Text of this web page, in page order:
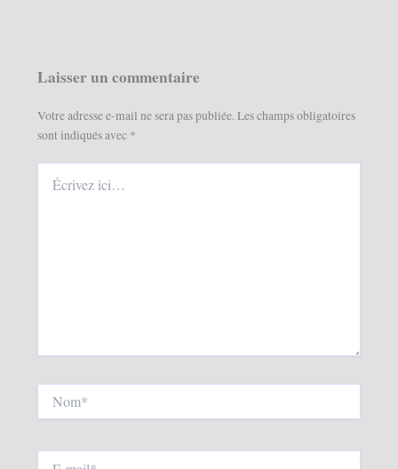
Laisser un commentaire
Votre adresse e-mail ne sera pas publiée. Les champs obligatoires
sont indiqués avec *
ici…